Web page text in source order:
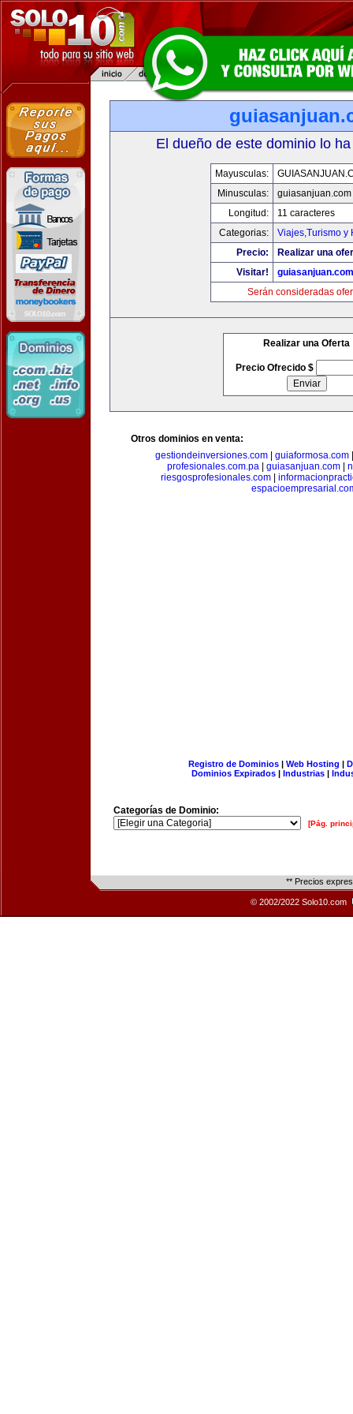
El dueño de este dominio lo
Mayusculas:
Minusculas:
guiasanjuan.com
Longitud:
11 caracteres
Categorias:
Viajes,Turismo y
Precio:
Realizar una
Visitar!
guiasanjuan.com
Serán consideradas
Realizar una Oferta
Precio Ofrecido $
Otros dominios en venta:
gestiondeinversiones.com| guiaformosa.com
profesionales.com.pa
guiasanjuan.com
riesgosprofesionales.com
Registro de Dominios| Web Hosting |
Dominios Expirados | Industrias |
Categorías de Dominio:
[Pág.
** Precios
© 2002/2022 Solo10.com